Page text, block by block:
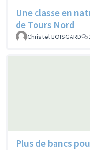
Une classe en
de Tours Nord
Christel BOISGARD
Plus de bancs